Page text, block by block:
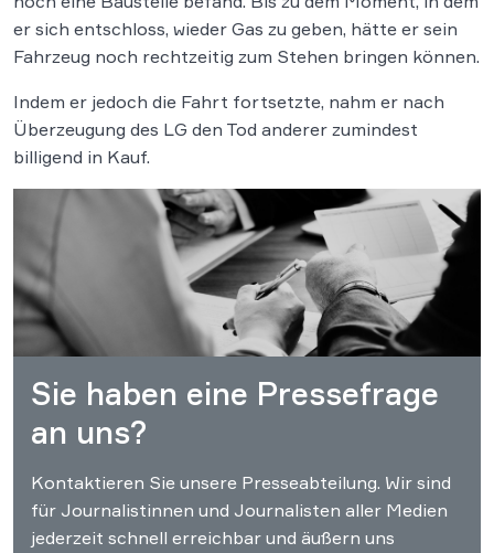
er sich entschloss, wieder Gas zu geben, hätte er sein
Fahrzeug noch rechtzeitig zum Stehen bringen können.
Indem er jedoch die Fahrt fortsetzte, nahm er nach
Überzeugung des LG den Tod anderer zumindest
billigend in Kauf.
Sie haben eine Pressefrage
an uns?
Kontaktieren Sie unsere Presseabteilung. Wir sind
für Journalistinnen und Journalisten aller Medien
jederzeit schnell erreichbar und äußern uns